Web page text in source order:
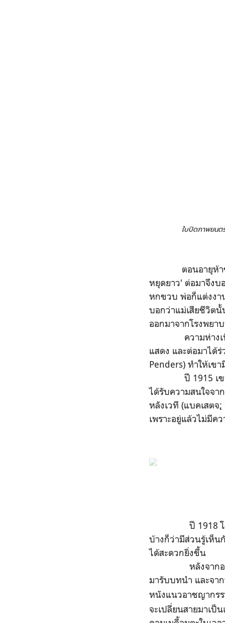
ใบปิดภาพยนต
ตอนอายุห้าขวบ
หยุดยาว' ต่อมาจึงบ
หกขวบ พ่อก็แต่งงา
บอกว่าแม่เสียชีวิตนั้
ออกมาจากโรงพยา
ความห่างเหินกับ
แสดง และต่อมาได้
Penders) ทำให้เข
ปี 1915 เขาไ
ได้รับความสนใจจา
หลังเวที (แบคเสตจ
เพราะอยู่แล้วไม่มีค
ปี 1918 โดนไล่อ
บ้างก็ว่ามีส่วนรู้เห็น
ได้สะดวกยิ่งขึ้น
หลังจากออกจาก
มารับบทนำ และจา
หนังแนวอาชญากร
จะเปลี่ยนสายมาเป็